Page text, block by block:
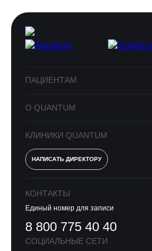
ПАЦИЕНТАМ
О QUANTUM
КЛИНИКИ QUANTUM
НАПИСАТЬ ДИРЕКТОРУ
КОНТАКТЫ
Единый номер для записи
8 800 775 40 40
СОЦИАЛЬНЫЕ СЕТИ